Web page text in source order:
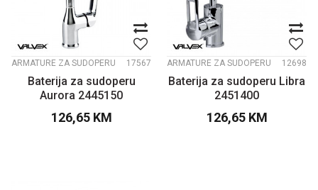
ARMATURE ZA SUDOPERU 17567
Baterija za sudoperu
Aurora 2445150
126,65 KM
ARMATURE ZA SUDOPERU 12698
Baterija za sudoperu Libra
2451400
126,65 KM